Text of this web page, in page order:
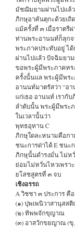
มัชฌิมยามผ่านไปแล้
ภิกษุอาคันตุกะด้วยเถิ
แม้ครั้งที่ ๓ เมื่อราตรี
ท่านพระอานนท์ก็ลุกจ
พระภาคประทับอยู่ ไ
ผ่านไปแล้ว ปัจฉิมยา
ขอพระผู้มีพระภาคทร
ครั้งนั้นแล พระผู้มีพร
อานนท์มาตรัสว่า “อ
แก่เธอ อานนท์ เรากั
ลำดับนั้น พระผู้มีพระ
ในเวลานั้นว่า
พุทธอุทาน C
ภิกษุใดละหนามคือกา
ชนะการด่าได้ E ชนะ
ภิกษุนั้นดำรงมั่น ไม่ห
ย่อมไม่หวั่นไหวเพรา
ยโสชสูตรที่ ๓ จบ
เชิงอรรถ
A วิชชา ๓ ประการ คือ
(๑) ปุพเพนิวาสานุสส
(๒) ทิพพจักขุญาณ
(๓) อาสวักขยญาณ (